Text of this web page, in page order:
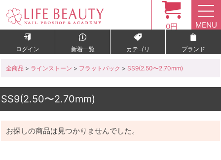
0円 MENU
ログイン 新着一覧 カテゴリ ブランド
全商品 > ラインストーン > フラットバック > SS9(2.50〜2.70mm)
SS9(2.50〜2.70mm)
お探しの商品は見つかりませんでした。